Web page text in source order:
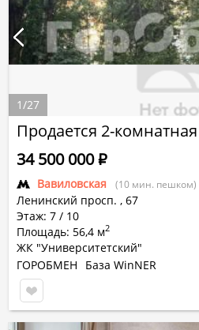
Продается 2-
Вавиловская (10 мин. пешком)
Ленинский просп. , 67
Этаж: 7 / 10
Площадь: 56,4 м2
ЖК "Университетский"
34 500 000Р
ГОРОБМЕН
База WinNER
1/27